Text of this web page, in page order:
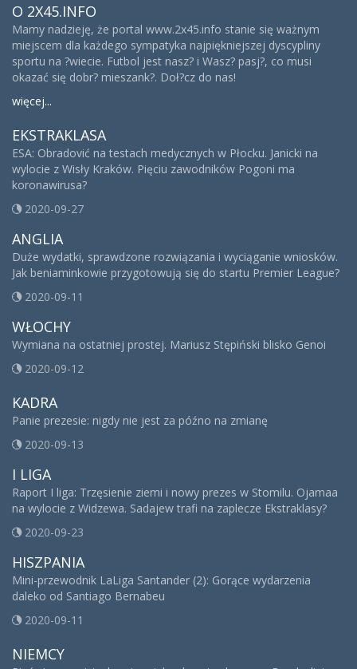
O 2X45.INFO
Mamy nadzieję, że portal www.2x45.info stanie się ważnym
miejscem dla każdego sympatyka najpiękniejszej dyscypliny
sportu na ?wiecie. Futbol jest nasz? i Wasz? pasj?, co musi
okazać się dobr? mieszank?. Doł?cz do nas!
więcej...
EKSTRAKLASA
ESA: Obradović na testach medycznych w Płocku. Janicki na
wylocie z Wisły Kraków. Pięciu zawodników Pogoni ma
koronawirusa?
2020-09-27
ANGLIA
Duże wydatki, sprawdzone rozwiązania i wyciąganie wniosków.
Jak beniaminkowie przygotowują się do startu Premier League?
2020-09-11
WŁOCHY
Wymiana na ostatniej prostej. Mariusz Stępiński blisko Genoi
2020-09-12
KADRA
Panie prezesie: nigdy nie jest za późno na zmianę
2020-09-13
I LIGA
Raport I liga: Trzęsienie ziemi i nowy prezes w Stomilu. Ojamaa
na wylocie z Widzewa. Sadajew trafi na zaplecze Ekstraklasy?
2020-09-23
HISZPANIA
Mini-przewodnik LaLiga Santander (2): Gorące wydarzenia
daleko od Santiago Bernabeu
2020-09-11
NIEMCY